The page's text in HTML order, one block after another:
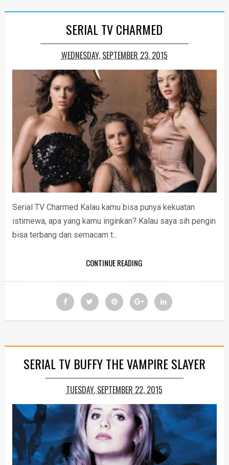
SERIAL TV CHARMED
WEDNESDAY, SEPTEMBER 23, 2015
Serial TV Charmed Kalau kamu bisa punya kekuatan
istimewa, apa yang kamu inginkan? Kalau saya sih pengin
bisa terbang dan semacam t...
CONTINUE READING
SERIAL TV BUFFY THE VAMPIRE SLAYER
TUESDAY, SEPTEMBER 22, 2015